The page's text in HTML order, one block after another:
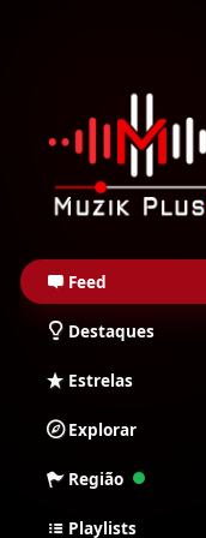
Muzik
Feed
Destaques
Estrelas
Explorar
Região
Playlists